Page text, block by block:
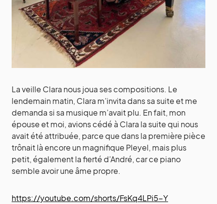
La veille Clara nous joua ses compositions. Le
lendemain matin, Clara m’invita dans sa suite et me
demanda si sa musique m’avait plu. En fait, mon
épouse et moi, avions cédé à Clara la suite qui nous
avait été attribuée, parce que dans la première pièce
trônait là encore un magnifique Pleyel, mais plus
petit, également la fierté d’André, car ce piano
semble avoir une âme propre.
https://youtube.com/shorts/FsKq4LPi5-Y